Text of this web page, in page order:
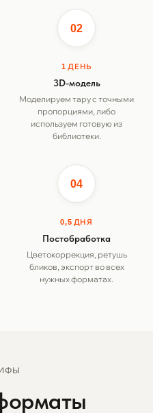
02
1 ДЕНЬ
3D-модель
Моделируем тару с точными
пропорциями, либо
используем готовую из
библиотеки.
04
0,5 ДНЯ
Постобработка
Цветокоррекция, ретушь
бликов, экспорт во всех
нужных форматах.